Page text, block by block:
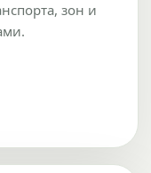
зон и